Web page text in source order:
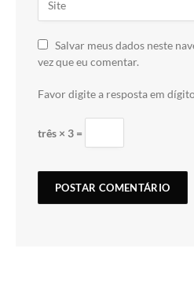
Salvar meus dados neste
vez que eu comentar.
Favor digite a resposta em
três × 3 =